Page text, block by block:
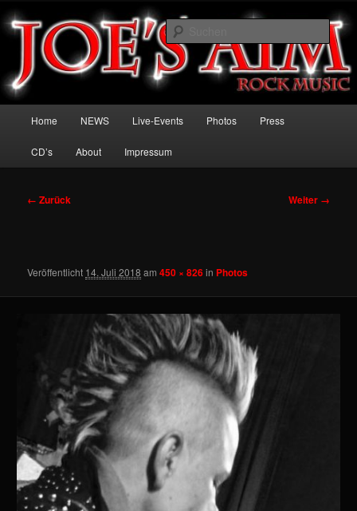
Zum
Inhalt
wechseln
Joe's Aim
Welcome to the Rock
Home NEWS Live-Events Photos Press
CD’s About Impressum
Bilder-
← Zurück Weiter →
Veröffentlicht 14. Juli 2018 am450 × 826in Photos